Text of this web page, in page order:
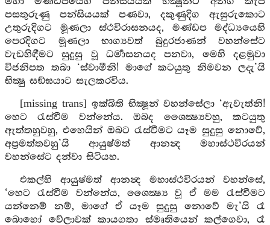
පසතුරුණු පන්සියයක් පණවා, දකුණුදිග ඇසුරුකොට
උතුරුදිගට මූණලා ස්ථවිරාසනයද, මණ්ඩප මද්ධ්‍යයෙහි
පෙරදිගට මූණලා භාග්‍යවත් බුදුරජාණන් වහන්සේට
වැඩහිඳීමට සුදුසු වූ ධර්‍මාසනයද පනවා, මෙහි දළමුවා
විජනිපත තබා ‘ස්වාමීනි! මාගේ කටයුතු නිමවන ලදැ’යි
භික්‍ෂු සඞ්ඝයාට සැලකරවිය.
[missing trans] ඉක්බිති භික්‍ෂූන් වහන්සේලා ‘ඇවැත්නි!
හෙට රැස්වීම වන්නේය. ඔබද ශෛක්‍ෂ්‍යවහු, කටයුතු
ඇත්තහුවහු, එහෙයින් ඔබට රැස්වීමට යෑම සුදුසු නොවේ,
අප්‍රමත්තවහු’යි ආයුෂ්මත් ආනන්‍ද මහාස්ථවිරයන්
වහන්සේට දන්වා සිටියහ.
එකල්හි ආයුෂ්මත් ආනන්‍ද මහාස්ථවිරයන් වහන්සේ,
‘හෙට රැස්වීම වන්නේය, ශෛක්‍ෂ්‍ය වූ ඒ මම රැස්වීමට
යන්නෙම් නම්, මාගේ ඒ යෑම සුදුසු නොවේ මැ’යි රෑ
බොහෝ වේලාවක් කායගතා ස්මෘතියෙන් කල්ගෙවා, රෑ